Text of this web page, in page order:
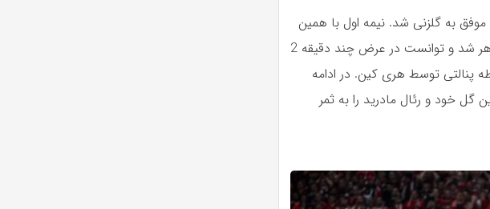
به گلزنی شد. نیمه اول با همین
گل به پایان رسید. با شروع نیمه دوم، بایرن مونیخ بهتر ظاهر شد و توانست در عرض چند دقیقه 2
پنالتی توسط هری کین. در ادامه
خود و رئال مادرید را به ثمر